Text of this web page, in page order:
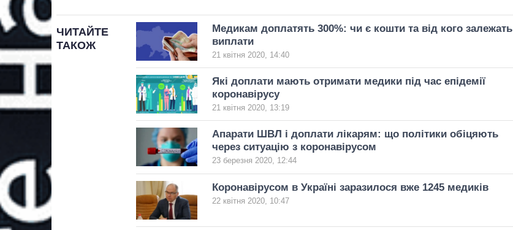
ЧИТАЙТЕ
ТАКОЖ
Медикам доплатять 300%: чи є кошти та від кого залежать
виплати
21 квітня 2020, 14:40
Які доплати мають отримати медики під час епідемії
коронавірусу
21 квітня 2020, 13:19
Апарати ШВЛ і доплати лікарям: що політики обіцяють
через ситуацію з коронавірусом
23 березня 2020, 12:44
Коронавірусом в Україні заразилося вже 1245 медиків
22 квітня 2020, 10:47